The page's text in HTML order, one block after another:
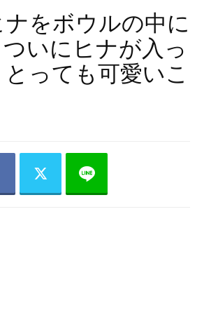
をボウルの中に
いにヒナが入っ
っても可愛いこ